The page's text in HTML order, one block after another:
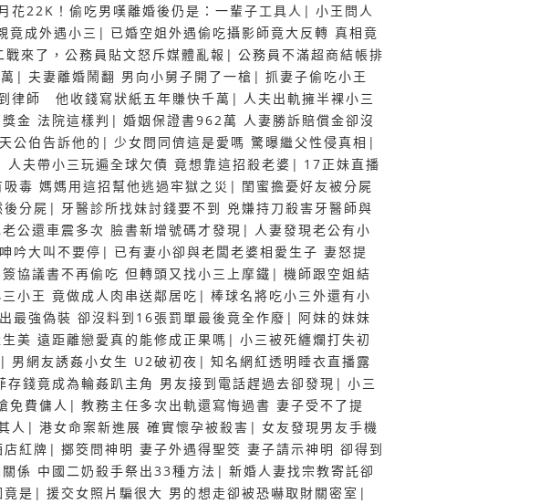
花22K！偷吃男嘆離婚後仍是：一輩子工具人 | 小王問人
竟成外遇小三 | 已婚空姐外遇偷吃攝影師竟大反轉 真相竟
來了，公務員貼文怒斥媒體亂報 | 公務員不滿超商結帳排
| 夫妻離婚鬧翻 男向小舅子開了一槍 | 抓妻子偷吃小王
律師 他收錢寫狀紙五年賺快千萬 | 人夫出軌擁半裸小三
金 法院這樣判 | 婚姻保證書962萬 人妻勝訴賠償金卻沒
公伯告訴他的 | 少女問同儕這是愛嗎 驚曝繼父性侵真相 |
人夫帶小三玩遍全球欠債 竟想靠這招殺老婆 | 17正妹直播
毒 媽媽用這招幫他逃過牢獄之災 | 閨蜜擔憂好友被分屍
分屍 | 牙醫診所找妹討錢要不到 兇嫌持刀殺害牙醫師與
公還車震多次 臉書新增號碼才發現 | 人妻發現老公有小
吟大叫不要停 | 已有妻小卻與老闆老婆相愛生子 妻怒提
協議書不再偷吃 但轉頭又找小三上摩鐵 | 機師跟空姐結
小王 竟做成人肉串送鄰居吃 | 棒球名將吃小三外還有小
最強偽裝 卻沒料到16張罰單最後竟全作廢 | 阿妹的妹妹
美 遠距離戀愛真的能修成正果嗎 | 小三被死纏爛打失初
| 男網友誘姦小女生 U2破初夜 | 知名網紅透明睡衣直播露
存錢竟成為輪姦趴主角 男友接到電話趕過去卻發現 | 小三
免費傭人 | 教務主任多次出軌還寫悔過書 妻子受不了提
人 | 港女命案新進展 確實懷孕被殺害 | 女友發現男友手機
紅牌 | 擲筊問神明 妻子外遇得聖筊 妻子請示神明 卻得到
係 中國二奶殺手祭出33種方法 | 新婚人妻找宗教寄託卻
是 | 援交女照片騙很大 男的想走卻被恐嚇取財關密室 |